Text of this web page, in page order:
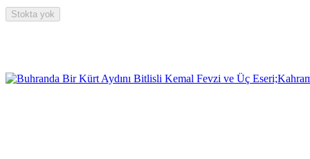
Stokta yok